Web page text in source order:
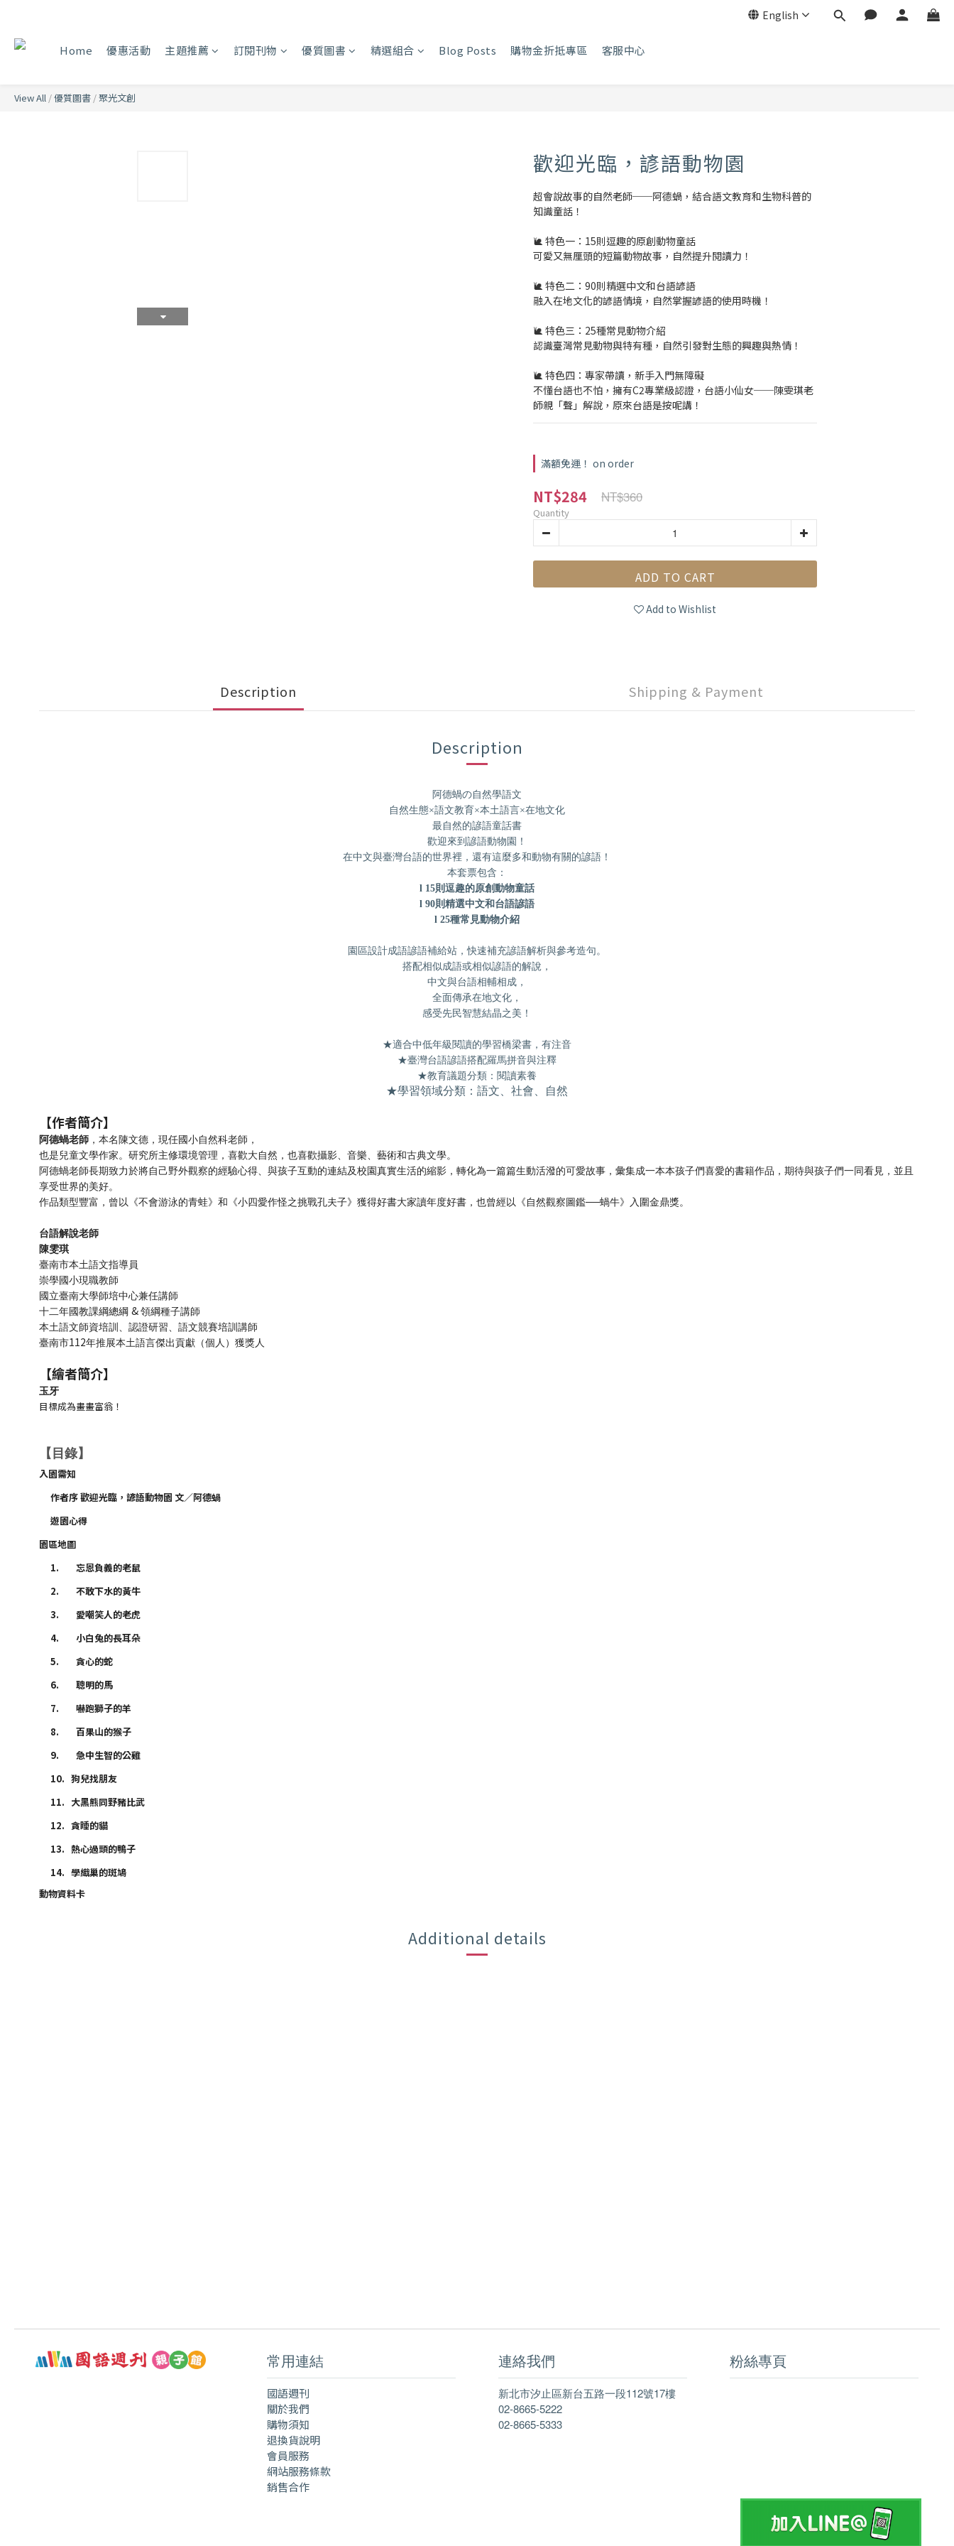
English
Home 優惠活動 主題推薦 訂閱刊物 優質圖書 精選組合 Blog Posts 購物金折抵專區 客服中心
View All /優質圖書 /聚光文創
歡迎光臨，諺語動物園
超會說故事的自然老師──阿德蝸，結合語文教育和生物科普的
知識童話！
🐌 特色一：15則逗趣的原創動物童話
可愛又無厘頭的短篇動物故事，自然提升閱讀力！
🐌 特色二：90則精選中文和台語諺語
融入在地文化的諺語情境，自然掌握諺語的使用時機！
🐌 特色三：25種常見動物介紹
認識臺灣常見動物與特有種，自然引發對生態的興趣與熱情！
🐌 特色四：專家帶讀，新手入門無障礙
不懂台語也不怕，擁有C2專業級認證，台語小仙女──陳雯琪老
師親「聲」解說，原來台語是按呢講！
滿額免運！ on order
NT$284 NT$360
Quantity
ADD TO CART
Add to Wishlist
Description Shipping & Payment
Description
阿德蝸の自然學語文
自然生態×語文教育×本土語言×在地文化
最自然的諺語童話書
歡迎來到諺語動物園！
在中文與臺灣台語的世界裡，還有這麼多和動物有關的諺語！
本套票包含：
l 15則逗趣的原創動物童話
l 90則精選中文和台語諺語
l 25種常見動物介紹
園區設計成語諺語補給站，快速補充諺語解析與參考造句。
搭配相似成語或相似諺語的解說，
中文與台語相輔相成，
全面傳承在地文化，
感受先民智慧結晶之美！
★適合中低年級閱讀的學習橋梁書，有注音
★臺灣台語諺語搭配羅馬拼音與注釋
★教育議題分類：閱讀素養
★學習領域分類：語文、社會、自然
【作者簡介】
阿德蝸老師 ，本名陳文德，現任國小自然科老師，
也是兒童文學作家。研究所主修環境管理，喜歡大自然，也喜歡攝影、音樂、藝術和古典文學。
阿德蝸老師長期致力於將自己野外觀察的經驗心得、與孩子互動的連結及校園真實生活的縮影，轉化為一篇篇生動活潑的可愛故事，彙集成一本本孩子們喜愛的書籍作品，期待與孩子們一同看見，並且
享受世界的美好。
作品類型豐富，曾以《不會游泳的青蛙》和《小四愛作怪之挑戰孔夫子》獲得好書大家讀年度好書，也曾經以《自然觀察圖鑑──蝸牛》入圍金鼎獎。
台語解說老師
陳雯琪
臺南市本土語文指導員
崇學國小現職教師
國立臺南大學師培中心兼任講師
十二年國教課綱總綱 & 領綱種子講師
本土語文師資培訓、認證研習、語文競賽培訓講師
臺南市112年推展本土語言傑出貢獻（個人）獲獎人
【繪者簡介】
玉牙
目標成為畫畫富翁！
【目錄】
入園需知
作者序 歡迎光臨，諺語動物園 文／阿德蝸
遊園心得
園區地圖
1.
忘恩負義的老鼠
2.
不敢下水的黃牛
3.
愛嘲笑人的老虎
4.
小白兔的長耳朵
5.
貪心的蛇
6.
聰明的馬
7.
嚇跑獅子的羊
8.
百果山的猴子
9.
急中生智的公雞
10. 狗兒找朋友
11. 大黑熊同野豬比武
12. 貪睡的貓
13. 熱心過頭的鴨子
14. 學織巢的斑鳩
動物資料卡
Additional details
常用連結
國語週刊
關於我們
購物須知
退換貨說明
會員服務
網站服務條款
銷售合作
連絡我們
新北市汐止區新台五路一段112號17樓
02-8665-5222
02-8665-5333
粉絲專頁